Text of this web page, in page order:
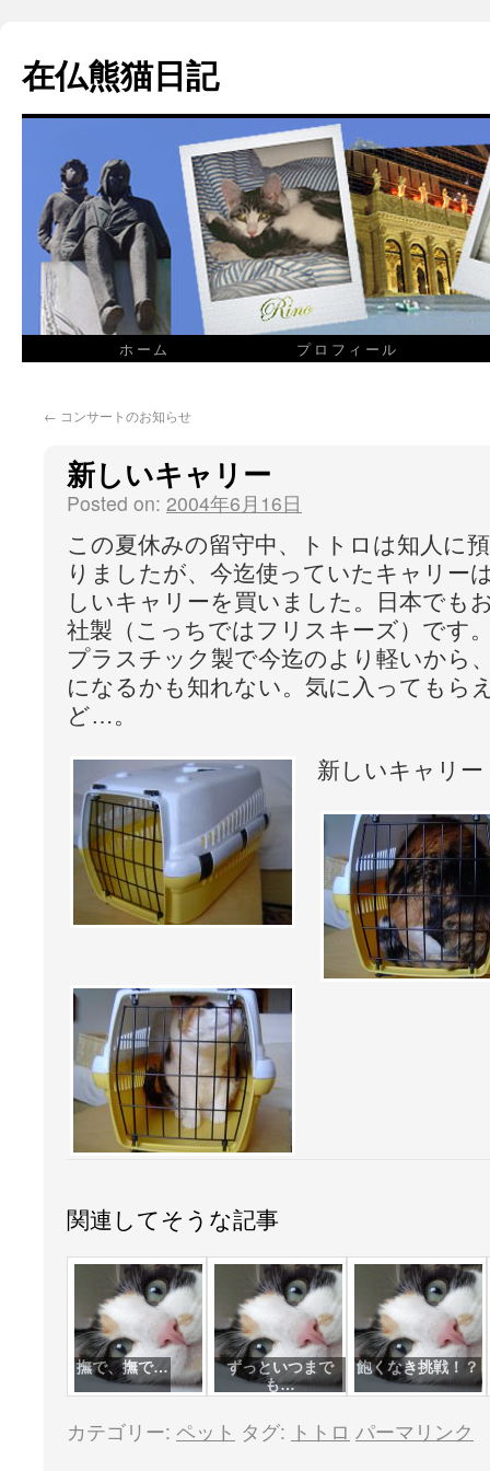
在仏熊猫日記
ホーム プロフィール
← コンサートのお知らせ
新しいキャリー
Posted on: 2004年6月16日
この夏休みの留守中、トトロは知人に
りましたが、今迄使っていたキャリー
しいキャリーを買いました。日本でも
社製（こっちではフリスキーズ）です
プラスチック製で今迄のより軽いから
になるかも知れない。気に入ってもら
ど…。
新しいキャリー
関連してそうな記事
撫で、撫で…
ずっといつまで
も…
飽くなき挑戦！？
カテゴリー: ペット タグ: トトロ パーマリンク